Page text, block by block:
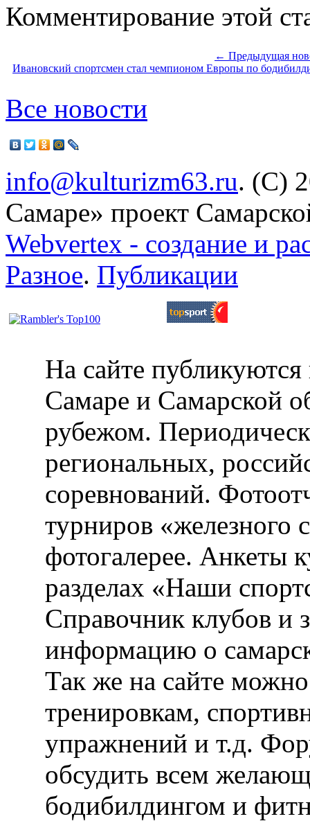
Комментирование этой
← Предыдущая
Ивановский спортсмен стал чемпионом Европы по
Все новости
info@kulturizm63.ru. (C)
Самаре» проект
Webvertex - создание и
Разное. Публикации
На сайте публикуются
Самаре и Самарской
рубежом.
региональных,
соревнований.
турниров «железного
фотогалерее. Анкеты
разделах «Наши
Справочник клубов и
информацию о
Так же на сайте
тренировкам,
упражнений и т.д.
обсудить всем
бодибилдингом и